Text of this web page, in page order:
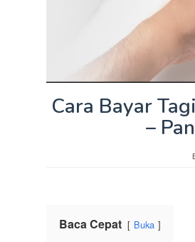
Cara Bayar
–
Baca Cepat Buka